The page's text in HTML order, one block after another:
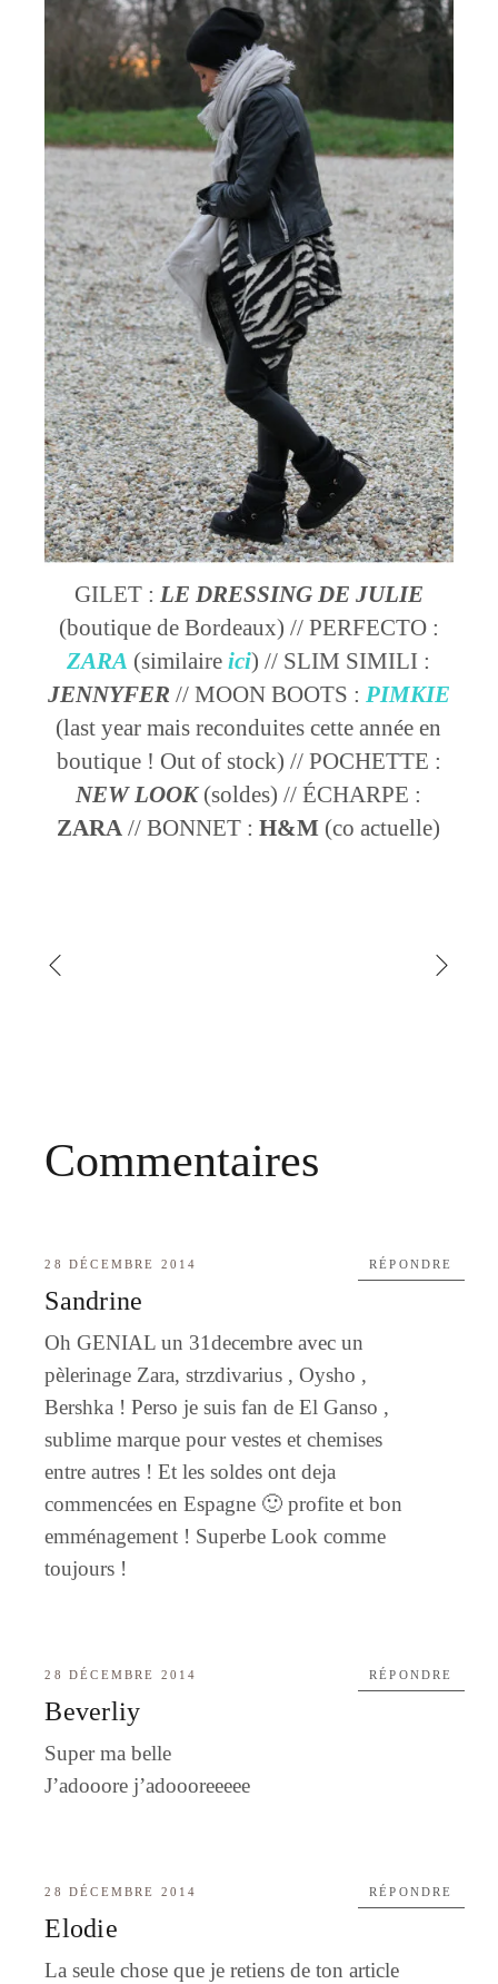
GILET : LE DRESSING DE JULIE
(boutique de Bordeaux) // PERFECTO :
ZARA (similaireici) // SLIM SIMILI :
JENNYFER // MOON BOOTS : PIMKIE
(last year mais reconduites cette année en
boutique ! Out of stock) // POCHETTE :
NEW LOOK(soldes) // ÉCHARPE :
ZARA // BONNET :H&M (co actuelle)
Commentaires
28 DÉCEMBRE 2014
Sandrine
Oh GENIAL un 31decembre avec un
pèlerinage Zara, strzdivarius , Oysho ,
Bershka ! Perso je suis fan de El Ganso ,
sublime marque pour vestes et chemises
entre autres ! Et les soldes ont deja
commencées en Espagne 🙂 ️profite et bon
emménagement ! Superbe Look comme
toujours !
RÉPONDRE
28 DÉCEMBRE 2014
Beverliy
Super ma belle
J’adooore j’adoooreeeee
RÉPONDRE
28 DÉCEMBRE 2014
Elodie
La seule chose que je retiens de ton article
RÉPONDRE